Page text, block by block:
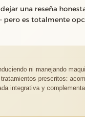
una reseña
pero es totalmente
ni manejando
prescritos:
integrativa y